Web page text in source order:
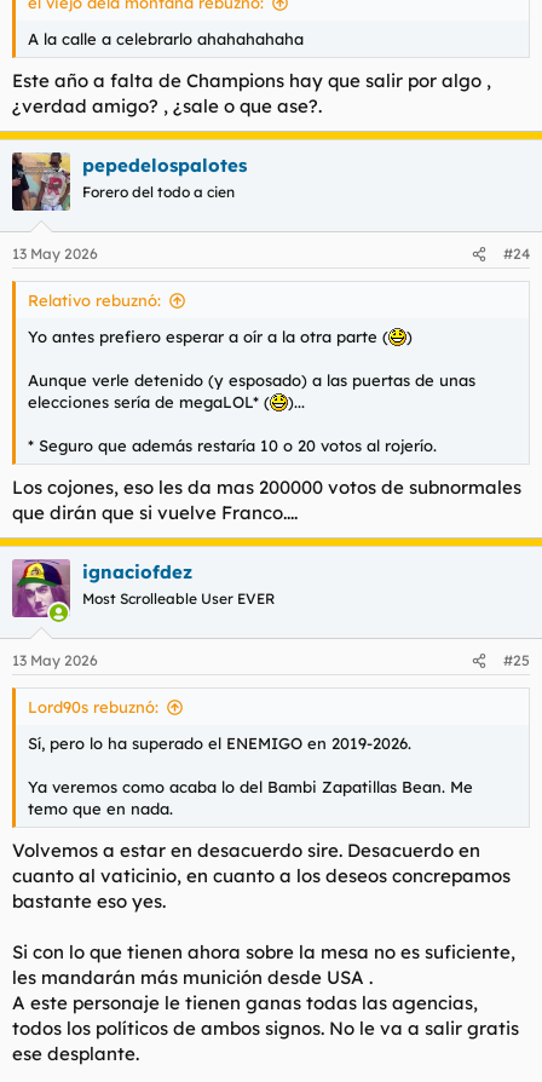
A la calle a celebrarlo ahahahahaha
Este año a falta de Champions hay que salir por algo ,
¿verdad amigo? , ¿sale o que ase?.
pepedelospalotes
Forero del todo a cien
13 May 2026 #24
Relativo rebuznó:
Yo antes prefiero esperar a oír a la otra parte (
)
Aunque verle detenido (y esposado) a las puertas de unas
elecciones sería de megaLOL* (
)...
* Seguro que además restaría 10 o 20 votos al rojerío.
Los cojones, eso les da mas 200000 votos de subnormales
que dirán que si vuelve Franco....
ignaciofdez
Most Scrolleable User EVER
13 May 2026 #25
Lord90s rebuznó:
Sí, pero lo ha superado el ENEMIGO en 2019-2026.
Ya veremos como acaba lo del Bambi Zapatillas Bean. Me
temo que en nada.
Volvemos a estar en desacuerdo sire. Desacuerdo en
cuanto al vaticinio, en cuanto a los deseos concrepamos
bastante eso yes.
Si con lo que tienen ahora sobre la mesa no es suficiente,
les mandarán más munición desde USA .
A este personaje le tienen ganas todas las agencias,
todos los políticos de ambos signos. No le va a salir gratis
ese desplante.